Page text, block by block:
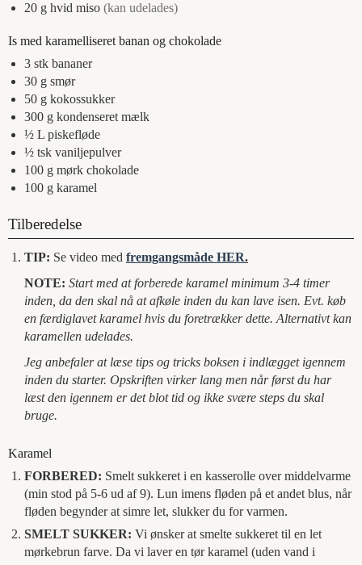
20 g hvid miso (kan udelades)
Is med karamelliseret banan og chokolade
3 stk bananer
30 g smør
50 g kokossukker
300 g kondenseret mælk
½ L piskefløde
½ tsk vaniljepulver
100 g mørk chokolade
100 g karamel
Tilberedelse
TIP: Se video med fremgangsmåde HER.
NOTE: Start med at forberede karamel minimum 3-4 timer
inden, da den skal nå at afkøle inden du kan lave isen. Evt. køb
en færdiglavet karamel hvis du foretrækker dette. Alternativt kan
karamellen udelades.
Jeg anbefaler at læse tips og tricks boksen i indlægget igennem
inden du starter. Opskriften virker lang men når først du har
læst den igennem er det blot tid og ikke svære steps du skal
bruge.
Karamel
FORBERED: Smelt sukkeret i en kasserolle over middelvarme
(min stod på 5-6 ud af 9). Lun imens fløden på et andet blus, når
fløden begynder at simre let, slukker du for varmen.
SMELT SUKKER: Vi ønsker at smelte sukkeret til en let
mørkebrun farve. Da vi laver en tør karamel (uden vand i